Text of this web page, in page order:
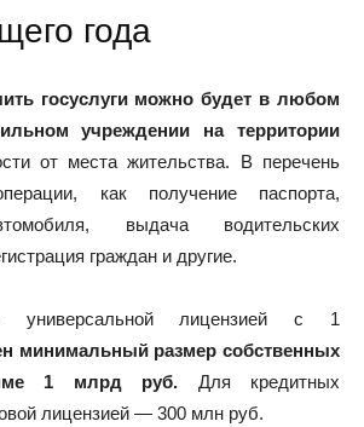
года
госуслуги можно будет в любом
учреждении на территории
от места жительства. В перечень
как получение паспорта,
выдача водительских
граждан и другие.
лицензией с 1
минимальный размер собственных
1 млрд руб. Для кредитных
лицензией — 300 млн руб.